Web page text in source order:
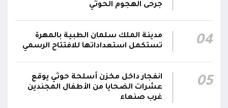
وتركيا تنص على أن أي هجوم مسلح يُشن على أي
من الدول الثلاث سيعدّ هجوما عليها جميعا
جرحى الهجوم الحوثي
04
مدينة الملك سلمان الطبية بالمهرة
تستكمل استعداداتها للافتتاح الرسمي
05
انفجار داخل مخزن أسلحة حوثي يوقع
عشرات الضحايا من الأطفال المجندين
غرب صنعاء